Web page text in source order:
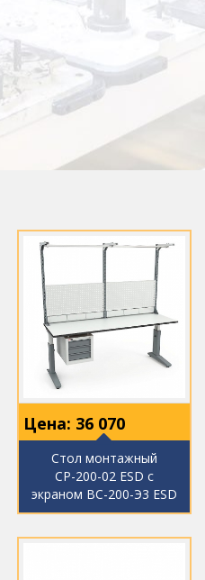
Цена: 36 070
Стол монтажный
СР-200-02 ESD с
экраном ВС-200-Э3 ESD